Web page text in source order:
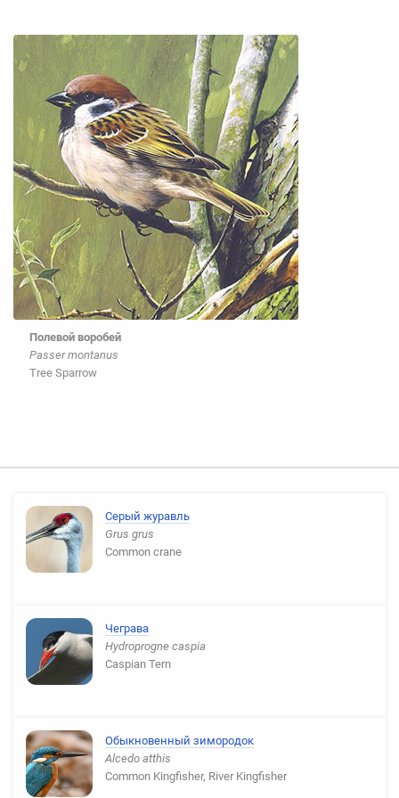
Полевой воробей
Passer montanus
Tree Sparrow
Серый журавль
Grus grus
Common crane
Чеграва
Hydroprogne caspia
Caspian Tern
Обыкновенный зимородок
Alcedo atthis
Common Kingfisher, River Kingfisher